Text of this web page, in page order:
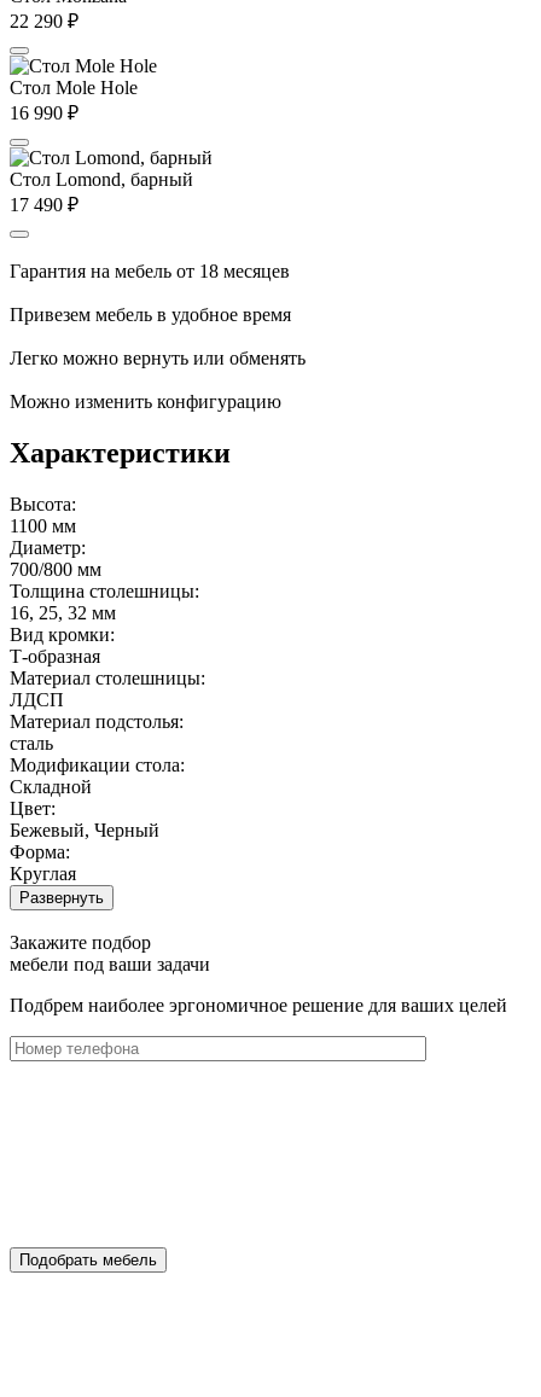
22 290 ₽
Стол Mole Hole
16 990 ₽
Стол Lomond, барный
17 490 ₽
Гарантия на мебель от 18 месяцев
Привезем мебель в удобное время
Легко можно вернуть или обменять
Можно изменить конфигурацию
Характеристики
Высота:
1100 мм
Диаметр:
700/800 мм
Толщина столешницы:
16, 25, 32 мм
Вид кромки:
Т-образная
Материал столешницы:
ЛДСП
Материал подстолья:
сталь
Модификации стола:
Складной
Цвет:
Бежевый, Черный
Форма:
Круглая
Развернуть
Закажите подбор
мебели под ваши задачи
Подбрем наиболее эргономичное решение для ваших целей
Подобрать мебель